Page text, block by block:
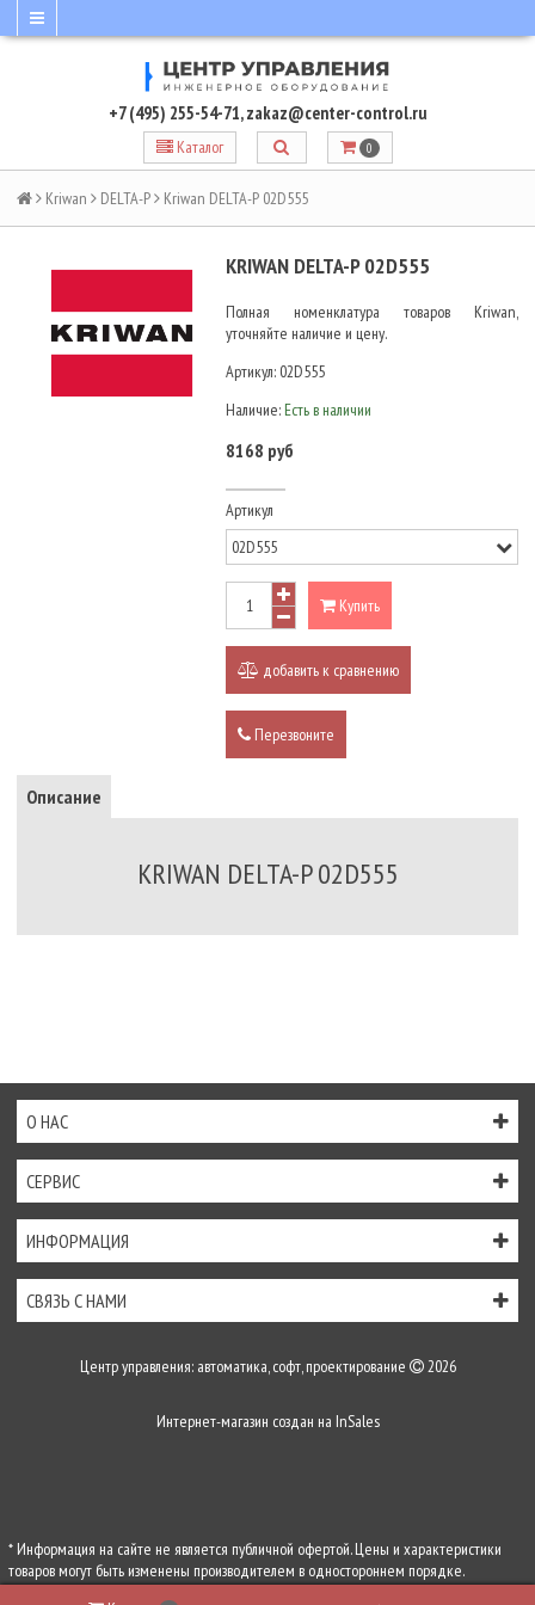
+7 (495) 255-54-71,zakaz@center-control.ru
Каталог 0
Kriwan DELTA-P Kriwan DELTA-P 02D555
KRIWAN DELTA-P 02D555
Полная номенклатура товаров Kriwan,
уточняйте наличие и цену.
Артикул: 02D555
Наличие: Есть в наличии
8168 руб
Артикул
Купить
добавить к сравнению
Перезвоните
Описание
KRIWAN DELTA-P 02D555
О НАС
СЕРВИС
ИНФОРМАЦИЯ
СВЯЗЬ С НАМИ
Центр управления: автоматика, софт, проектирование 2026
Интернет-магазин создан на InSales
* Информация на сайте не является публичной офертой. Цены и характеристики
товаров могут быть изменены производителем в одностороннем порядке.
Актуальную цену уточняйте у менеджеров по телефону+7 (495) 255-54-71, либо по